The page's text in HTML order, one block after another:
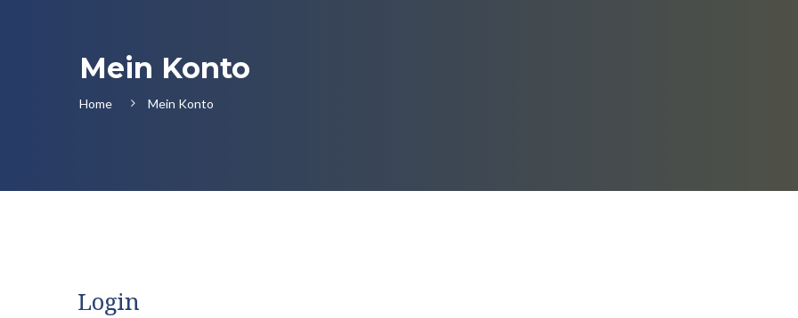
Mein Konto
Home Mein Konto
Login